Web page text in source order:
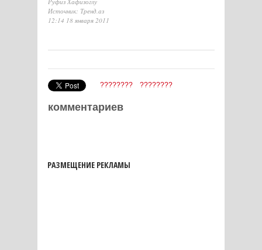
Источник: Тренд.аз
12:14 18 января 2011
???????? ????????
комментариев
РАЗМЕЩЕНИЕ РЕКЛАМЫ